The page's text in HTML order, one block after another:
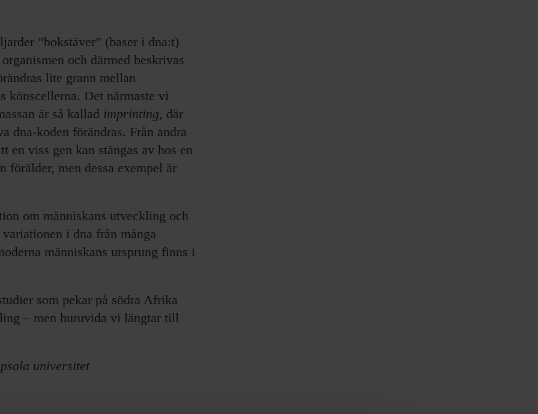
”bokstäver” (baser i dna:t)
och därmed beskrivas
lite grann mellan
könscellerna. Det närmaste vi
är så kallad imprinting, där
dna-koden förändras. Från andra
en viss gen kan stängas av hos en
förälder, men dessa exempel är
om människans utveckling och
i dna från många
människans ursprung finns i
som pekar på södra Afrika
– men huruvida vi längtar till
universitet